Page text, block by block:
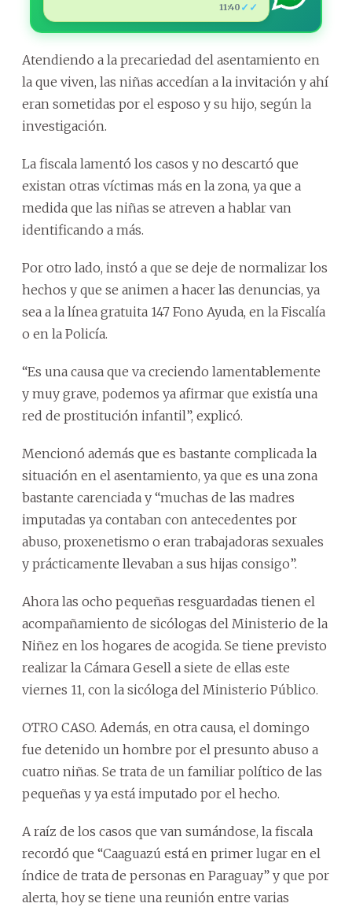
11:40 ✓✓
Atendiendo a la precariedad del asentamiento en
la que viven, las niñas accedían a la invitación y ahí
eran sometidas por el esposo y su hijo, según la
investigación.
La fiscala lamentó los casos y no descartó que
existan otras víctimas más en la zona, ya que a
medida que las niñas se atreven a hablar van
identificando a más.
Por otro lado, instó a que se deje de normalizar los
hechos y que se animen a hacer las denuncias, ya
sea a la línea gratuita 147 Fono Ayuda, en la Fiscalía
o en la Policía.
“Es una causa que va creciendo lamentablemente
y muy grave, podemos ya afirmar que existía una
red de prostitución infantil”, explicó.
Mencionó además que es bastante complicada la
situación en el asentamiento, ya que es una zona
bastante carenciada y “muchas de las madres
imputadas ya contaban con antecedentes por
abuso, proxenetismo o eran trabajadoras sexuales
y prácticamente llevaban a sus hijas consigo”.
Ahora las ocho pequeñas resguardadas tienen el
acompañamiento de sicólogas del Ministerio de la
Niñez en los hogares de acogida. Se tiene previsto
realizar la Cámara Gesell a siete de ellas este
viernes 11, con la sicóloga del Ministerio Público.
OTRO CASO. Además, en otra causa, el domingo
fue detenido un hombre por el presunto abuso a
cuatro niñas. Se trata de un familiar político de las
pequeñas y ya está imputado por el hecho.
A raíz de los casos que van sumándose, la fiscala
recordó que “Caaguazú está en primer lugar en el
índice de trata de personas en Paraguay” y que por
alerta, hoy se tiene una reunión entre varias